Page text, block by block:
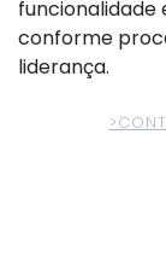
funcionalidade
conforme
liderança.